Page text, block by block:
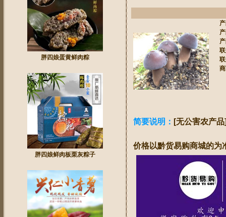
胖四娘蛋黄鲜肉粽
胖四娘鲜肉板栗灰粽子
简要说明： [无公害农产
价格以黔货易购商城的为